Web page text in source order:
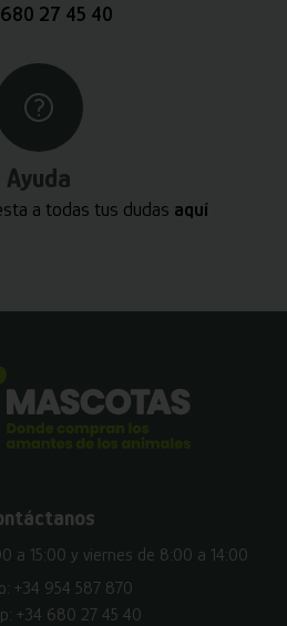
27 45 40
Ayuda
a todas tus dudas aquí
a 15:00 y viernes de 8:00 a 14:00
+34 954 587 870
+34 680 27 45 40